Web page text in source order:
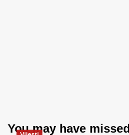
You may have missed